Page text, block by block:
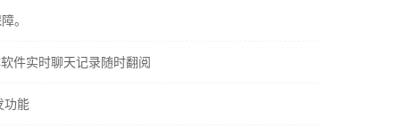
。
件实时聊天记录随时翻阅
功能